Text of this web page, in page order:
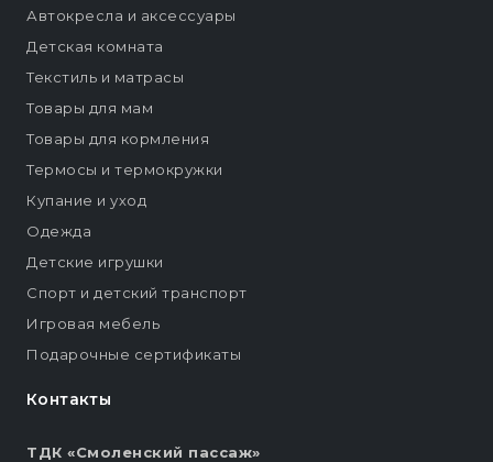
Контакты
ТДК «Смоленский пассаж»
Автокресла и аксессуары
Детская комната
Текстиль и матрасы
Товары для мам
Товары для кормления
Термосы и термокружки
Купание и уход
Одежда
Детские игрушки
Спорт и детский транспорт
Игровая мебель
Подарочные сертификаты